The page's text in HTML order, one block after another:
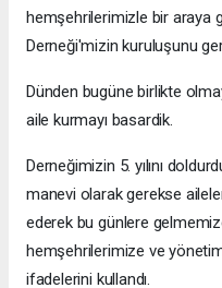
hemşehrilerimizle bir araya
Derneği'mizin kuruluşunu
Dünden bugüne birlikte
aile kurmayı basardik.
Derneğimizin 5. yılını
manevi olarak gerekse
ederek bu günlere
hemşehrilerimize ve
ifadelerini kullandı.